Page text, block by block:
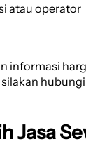
atau operator
informasi
Jasa